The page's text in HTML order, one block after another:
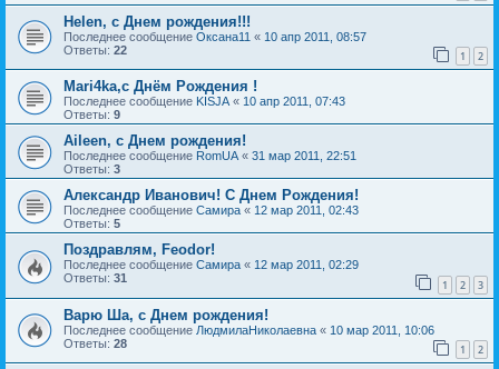
Helen, с Днем рождения!!!
Последнее сообщение Оксана11 « 10 апр 2011, 08:57
Ответы: 22 1 2
Mari4ka,с Днём Рождения !
Последнее сообщение KISJA « 10 апр 2011, 07:43
Ответы: 9
Aileen, с Днем рождения!
Последнее сообщение RomUA « 31 мар 2011, 22:51
Ответы: 3
Александр Иванович! С Днем Рождения!
Последнее сообщение Самира « 12 мар 2011, 02:43
Ответы: 5
Поздравлям, Feodor!
Последнее сообщение Самира « 12 мар 2011, 02:29
Ответы: 31 1 2 3
Варю Ша, с Днем рождения!
Последнее сообщение ЛюдмилаНиколаевна « 10 мар 2011, 10:06
Ответы: 28 1 2